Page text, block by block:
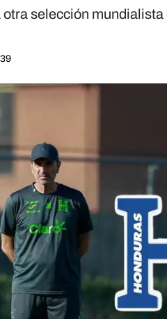
selección mundialista